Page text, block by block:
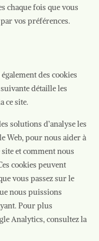
chaque fois que vous
vos préférences.
des cookies
détaille les
ce site.
solutions d’analyse les
Web, pour nous aider à
et comment nous
cookies peuvent
vous passez sur le
nous puissions
Pour plus
Analytics, consultez la